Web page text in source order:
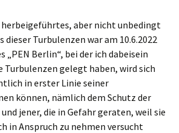
aber nicht unbedingt
Turbulenzen war am 10.6.2022
„PEN Berlin“, bei der ich dabeisein
Turbulenzen gelegt haben, wird sich
in erster Linie seiner
können, nämlich dem Schutz der
jener, die in Gefahr geraten, weil sie
in Anspruch zu nehmen versucht